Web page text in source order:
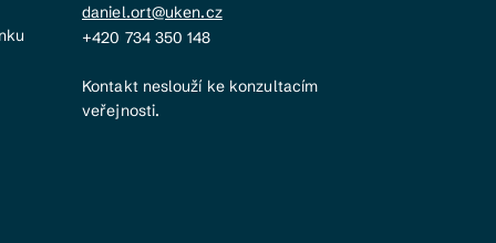
daniel.ort@uken.cz
+420 734 350 148
Kontakt neslouží ke konzultacím
veřejnosti.